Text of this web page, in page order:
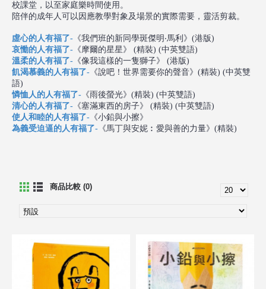
校課堂，以至家庭樂時間使用。
陪伴的成年人可以因應教學對象及場景的實際需要，靈活剪裁。
虛心的人有福了- 《我們班的新同學斑傑明‧馬利》(港版)
哀慟的人有福了- 《摩爾的星星》
(精裝) (中英雙語)
溫柔的人有福了- 《像我這樣的一隻獅子》
(港版)
飢渴慕義的人有福了- 《說吧！世界需要你的聲音》 (精裝) (中英雙
語)
憐恤人的人有福了- 《雨後螢光》 (精裝) (中英雙語)
清心的人有福了- 《塞滿東西的房子》
(精裝) (中英雙語)
使人和睦的人有福了- 《小鉛與小擦》
為義受迫逼的人有福了- 《馬丁與安妮︰愛與善的力量》 (精裝)
商品比較 (0)